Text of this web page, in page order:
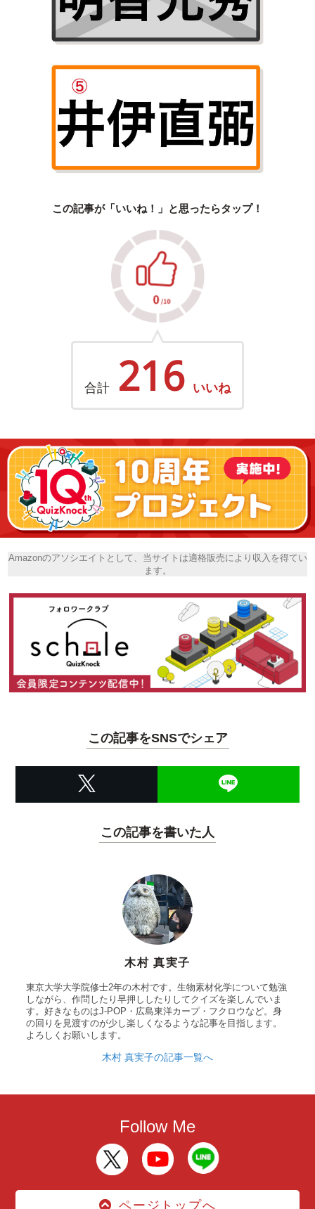
この記事が「いいね！」と思ったらタップ！
合計 216 いいね
Amazonのアソシエイトとして、当サイトは適格販売により収入を得てい
ます。
この記事をSNSでシェア
この記事を書いた人
木村 真実子
東京大学大学院修士2年の木村です。生物素材化学について勉強
しながら、作問したり早押ししたりしてクイズを楽しんでいま
す。好きなものはJ-POP・広島東洋カープ・フクロウなど。身
の回りを見渡すのが少し楽しくなるような記事を目指します。
よろしくお願いします。
木村 真実子の記事一覧へ
Follow Me
ページトップへ